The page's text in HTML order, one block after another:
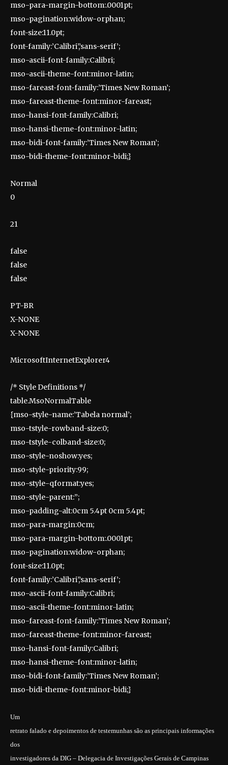
mso-para-margin-bottom:.0001pt;
mso-pagination:widow-orphan;
font-size:11.0pt;
font-family:’Calibri’,’sans-serif’;
mso-ascii-font-family:Calibri;
mso-ascii-theme-font:minor-latin;
mso-fareast-font-family:’Times New Roman’;
mso-fareast-theme-font:minor-fareast;
mso-hansi-font-family:Calibri;
mso-hansi-theme-font:minor-latin;
mso-bidi-font-family:’Times New Roman’;
mso-bidi-theme-font:minor-bidi;}
Normal
0
21
false
false
false
PT-BR
X-NONE
X-NONE
MicrosoftInternetExplorer4
/* Style Definitions */
table.MsoNormalTable
{mso-style-name:’Tabela normal’;
mso-tstyle-rowband-size:0;
mso-tstyle-colband-size:0;
mso-style-noshow:yes;
mso-style-priority:99;
mso-style-qformat:yes;
mso-style-parent:”;
mso-padding-alt:0cm 5.4pt 0cm 5.4pt;
mso-para-margin:0cm;
mso-para-margin-bottom:.0001pt;
mso-pagination:widow-orphan;
font-size:11.0pt;
font-family:’Calibri’,’sans-serif’;
mso-ascii-font-family:Calibri;
mso-ascii-theme-font:minor-latin;
mso-fareast-font-family:’Times New Roman’;
mso-fareast-theme-font:minor-fareast;
mso-hansi-font-family:Calibri;
mso-hansi-theme-font:minor-latin;
mso-bidi-font-family:’Times New Roman’;
mso-bidi-theme-font:minor-bidi;}
Um
retrato falado e depoimentos de testemunhas são as principais informações
dos
investigadores da DIG – Delegacia de Investigações Gerais de Campinas